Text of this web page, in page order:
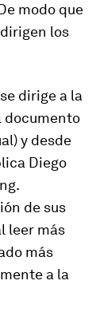
modo que
los
dirige a la
documento
y desde
Diego
de sus
leer más
más
a la